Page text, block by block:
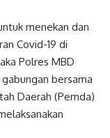
menekan dan
Covid-19 di
Polres MBD
bersama
Daerah (Pemda)